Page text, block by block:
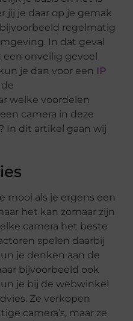
jij je daar op je gemak
regelmatig
In dat geval
onveilig gevoel
je dan voor een IP
welke voordelen
camera in deze
In dit artikel gaan wij
mooi als je ergens een
het kan zomaar zijn
camera het beste
spelen daarbij
je denken aan de
bijvoorbeeld ook
je bij de webwinkel
Ze verkopen
camera’s, maar ze